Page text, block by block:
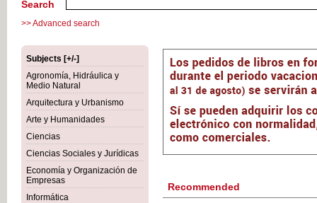
Search
>> Advanced search
Subjects [+/-]
Agronomía, Hidráulica y
Medio Natural
Arquitectura y Urbanismo
Arte y Humanidades
Ciencias
Ciencias Sociales y Jurídicas
Economía y Organización de
Empresas
Informática
Recommended